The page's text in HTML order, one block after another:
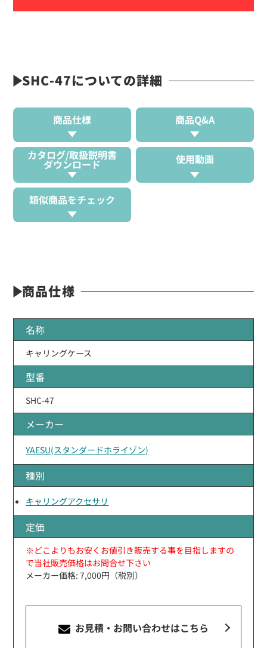
SHC-47についての詳細
商品仕様 商品Q&A
カタログ/取扱説明書
ダウンロード 使用動画
類似商品をチェック
商品仕様
名称
キャリングケース
型番
SHC-47
メーカー
YAESU(スタンダードホライゾン)
種別
キャリングアクセサリ
定価
※どこよりもお安くお値引き販売する事を目指しますの
で当社販売価格はお問合せ下さい
メーカー価格: 7,000円（税別）
お見積・お問い合わせはこちら